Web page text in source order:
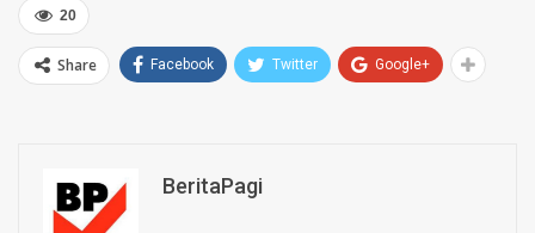
20
Share Facebook Twitter Google+
BeritaPagi